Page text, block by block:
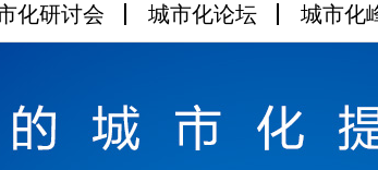
化研讨会 城市化论坛 城市化